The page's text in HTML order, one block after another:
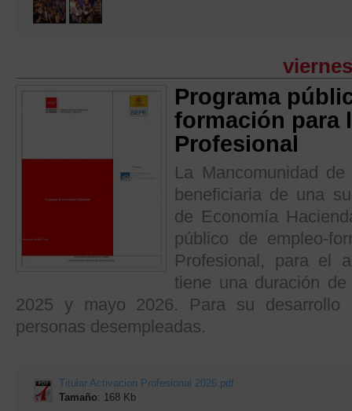
Programa
formación para
Profesional
La Mancomunidad
beneficiaria de una
de Economía
público de empleo-
Profesional, para el
tiene una duración
2025 y mayo 2026. Para su
personas desempleadas.
Titular Activacion Profesional 2026.pdf
Tamaño: 168 Kb